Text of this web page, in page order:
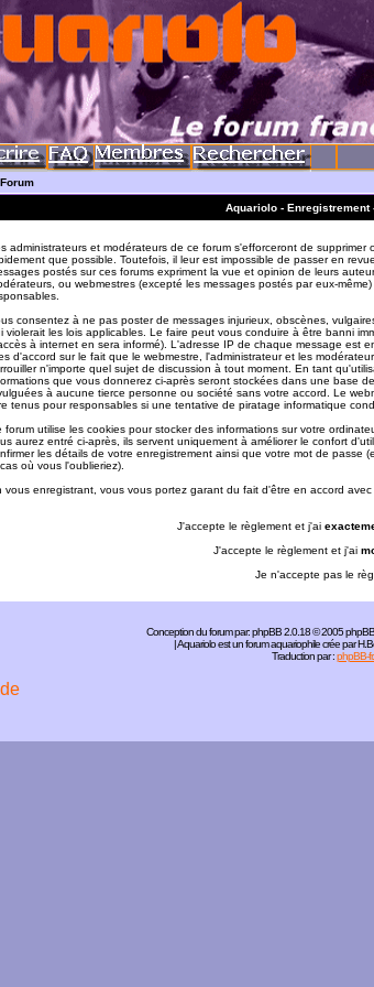
Aquariolo - Enregistrement
administrateurs et modérateurs de ce forum s'efforceront de
que possible. Toutefois, il leur est impossible de passer en
postés sur ces forums expriment la vue et opinion de leurs
ou webmestres (excepté les messages postés par eux-
consentez à ne pas poster de messages injurieux, obscènes,
violerait les lois applicables. Le faire peut vous conduire à être banni
à internet en sera informé). L'adresse IP de chaque message est
d'accord sur le fait que le webmestre, l'administrateur et les
n'importe quel sujet de discussion à tout moment. En tant
que vous donnerez ci-après seront stockées dans une base
à aucune tierce personne ou société sans votre accord. Le
tenus pour responsables si une tentative de piratage informatique
forum utilise les cookies pour stocker des informations sur votre
aurez entré ci-après, ils servent uniquement à améliorer le confort
les détails de votre enregistrement ainsi que votre mot de passe
où vous l'oublieriez).
vous enregistrant, vous vous portez garant du fait d'être en accord avec
J'accepte le règlement et j'ai
J'accepte le règlement et j'ai
Je n'accepte pas le
Conception du forum par:phpBB2.0.18 © 2005
| Aquariolo est un forum aquariophile crée par
Traduction par :phpBB-